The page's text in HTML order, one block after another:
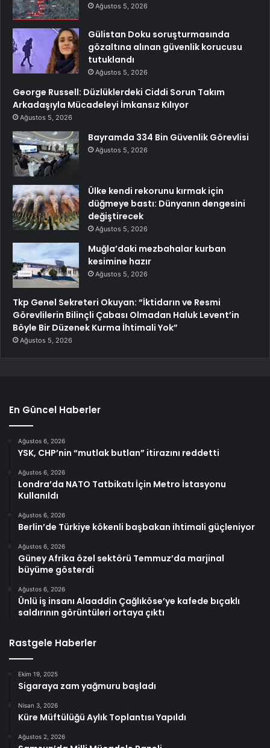
Ağustos 5, 2026
Gülistan Doku soruşturmasında
gözaltına alınan güvenlik korucusu
tutuklandı
Ağustos 5, 2026
George Russell: Düzlüklerdeki Ciddi Sorun Takım
Arkadaşıyla Mücadeleyi İmkansız Kılıyor
Ağustos 5, 2026
Bayramda 334 Bin Güvenlik Görevlisi
Ağustos 5, 2026
Ülke kendi rekorunu kırmak için
düğmeye bastı: Dünyanın dengesini
değiştirecek
Ağustos 5, 2026
Muğla’daki mezbahalar kurban
kesimine hazır
Ağustos 5, 2026
Tkp Genel Sekreteri Okuyan: “İktidarın ve Resmi
Görevlilerin Bilinçli Çabası Olmadan Haluk Levent’in
Böyle Bir Düzenek Kurma İhtimali Yok”
Ağustos 5, 2026
En Güncel Haberler
Ağustos 6, 2026
YSK, CHP’nin “mutlak butlan” itirazını reddetti
Ağustos 6, 2026
Londra’da NATO Tatbikatı İçin Metro İstasyonu
Kullanıldı
Ağustos 6, 2026
Berlin’de Türkiye kökenli başbakan ihtimali güçleniyor
Ağustos 6, 2026
Güney Afrika özel sektörü Temmuz’da marjinal
büyüme gösterdi
Ağustos 6, 2026
Ünlü iş insanı Alaaddin Çağlıköse’ye kafede bıçaklı
saldırının görüntüleri ortaya çıktı
Rastgele Haberler
Ekim 19, 2025
Sigaraya zam yağmuru başladı
Nisan 3, 2026
Küre Müftülüğü Aylık Toplantısı Yapıldı
Ağustos 2, 2026